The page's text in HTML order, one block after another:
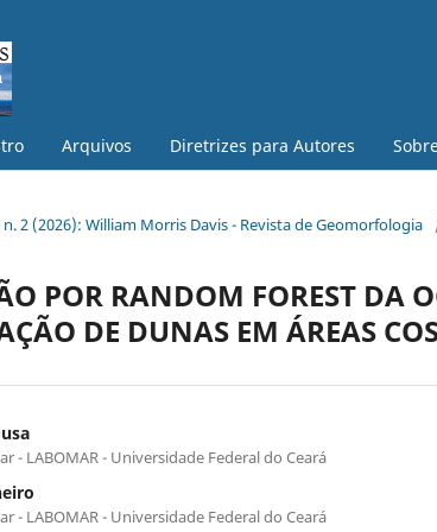
Arquivos Diretrizes para Autores
n. 2 (2026): William Morris Davis - Revista de Geomorfologia
POR RANDOM FOREST DA
DE DUNAS EM ÁREAS
- LABOMAR - Universidade Federal do Ceará
- LABOMAR - Universidade Federal do Ceará